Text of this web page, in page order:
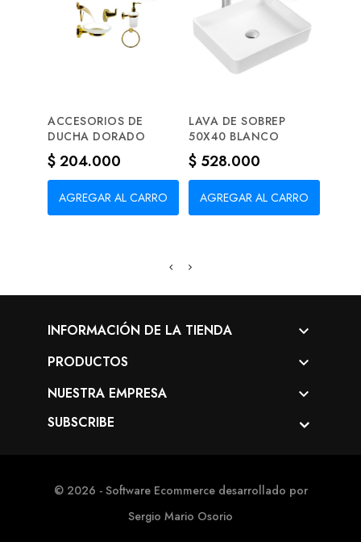
ACCESORIOS DE
DUCHA DORADO
Precio
$ 204.000
AGREGAR AL CARRO
LAVA DE SOBREP
50X40 BLANCO
Precio
$ 528.000
AGREGAR AL CARRO
INFORMACIÓN DE LA TIENDA 
PRODUCTOS 
NUESTRA EMPRESA 
SUBSCRIBE
© 2026 - Software Ecommerce desarrollado por
Sergio Mario Osorio